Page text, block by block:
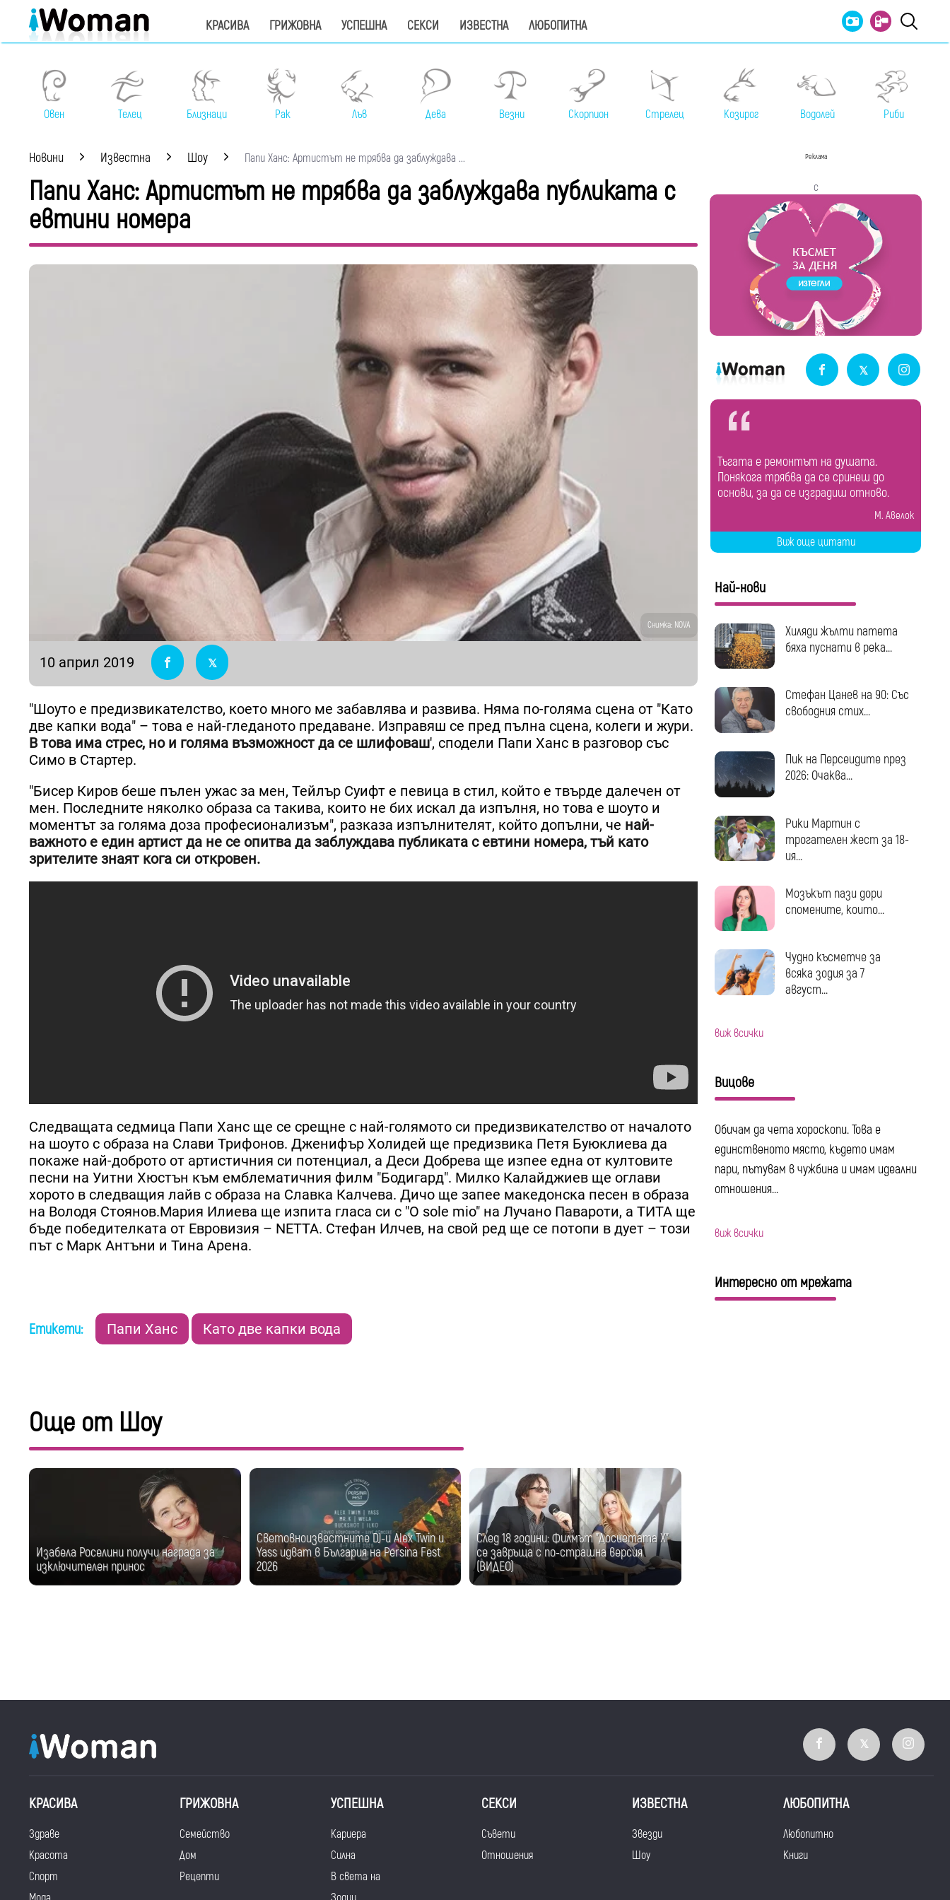
КРАСИВА ГРИЖОВНА УСПЕШНА СЕКСИ ИЗВЕСТНА ЛЮБОПИТНА
Овен Телец Близнаци Рак Лъв Дева Везни Скорпион Стрелец Козирог Водолей Риби
Новини Известна Шоу Папи Ханс: Aртистът не трябва да заблуждава ...
Папи Ханс: Aртистът не трябва да заблуждава публиката с
евтини номера
Снимка: NOVA
10 април 2019
"Шоуто е предизвикателство, което много ме забавлява и развива. Няма по-голяма сцена от "Като
две капки вода" – това е най-гледаното предаване. Изправяш се пред пълна сцена, колеги и жури.
В това има стрес, но и голяма възможност да се шлифоваш', сподели Папи Ханс в разговор със
Симо в Стартер.
"Бисер Киров беше пълен ужас за мен, Тейлър Суифт е певица в стил, който е твърде далечен от
мен. Последните няколко образа са такива, които не бих искал да изпълня, но това е шоуто и
моментът за голяма доза професионализъм", разказа изпълнителят, който допълни, че най-
важното е един артист да не се опитва да заблуждава публиката с евтини номера, тъй като
зрителите знаят кога си откровен.
Следващата седмица Папи Ханс ще се срещне с най-голямото си предизвикателство от началото
на шоуто с образа на Слави Трифонов. Дженифър Холидей ще предизвика Петя Буюклиева да
покаже най-доброто от артистичния си потенциал, а Деси Добрева ще изпее една от култовите
песни на Уитни Хюстън към емблематичния филм "Бодигард". Милко Калайджиев ще оглави
хорото в следващия лайв с образа на Славка Калчева. Дичо ще запее македонска песен в образа
на Володя Стоянов.Мария Илиева ще изпита гласа си с "O sole mio" на Лучано Павароти, а ТИТА ще
бъде победителката от Евровизия – NETTA. Стефан Илчев, на свой ред ще се потопи в дует – този
път с Марк Антъни и Тина Арена.
Етикети: Папи Ханс Като две капки вода
Още от Шоу
Изабела Роселини получи награда за
изключителен принос
Световноизвестните DJ-и Alex Twin и
Yass идват в България на Persina Fest
2026
След 18 години: Филмът "Досиетата Х"
се завръща с по-страшна версия
(ВИДЕО)
Реклама
с
Тъгата е ремонтът на душата.
Понякога трябва да се сринеш до
основи, за да се изградиш отново.
М. Авелок
Виж още цитати
Най-нови
Хиляди жълти патета
бяха пуснати в река...
Стефан Цанев на 90: Със
свободния стих...
Пик на Персеидите през
2026: Очаква...
Рики Мартин с
трогателен жест за 18-
ия...
Мозъкът пази дори
спомените, които...
Чудно късметче за
всяка зодия за 7
август...
виж всички
Вицове
Обичам да чета хороскопи. Това е
единственото място, където имам
пари, пътувам в чужбина и имам идеални
отношения...
виж всички
Интересно от мрежата
КРАСИВА
Здраве
Красота
Спорт
ГРИЖОВНА
Семейство
Дом
Рецепти
УСПЕШНА
Кариера
Силна
В света на
СЕКСИ
Съвети
Отношения
ИЗВЕСТНА
Звезди
Шоу
ЛЮБОПИТНА
Любопитно
Книги